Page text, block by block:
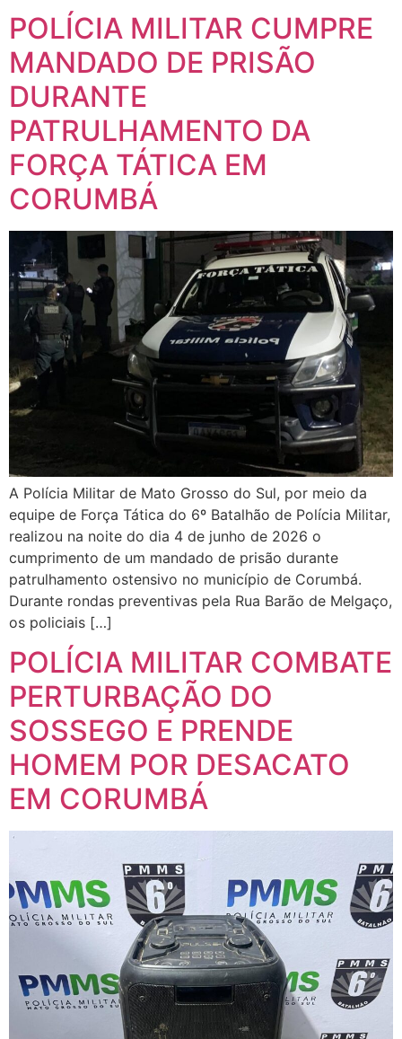
POLÍCIA MILITAR CUMPRE
MANDADO DE PRISÃO
DURANTE
PATRULHAMENTO DA
FORÇA TÁTICA EM
CORUMBÁ
A Polícia Militar de Mato Grosso do Sul, por meio da
equipe de Força Tática do 6º Batalhão de Polícia Militar,
realizou na noite do dia 4 de junho de 2026 o
cumprimento de um mandado de prisão durante
patrulhamento ostensivo no município de Corumbá.
Durante rondas preventivas pela Rua Barão de Melgaço,
os policiais […]
POLÍCIA MILITAR COMBATE
PERTURBAÇÃO DO
SOSSEGO E PRENDE
HOMEM POR DESACATO
EM CORUMBÁ